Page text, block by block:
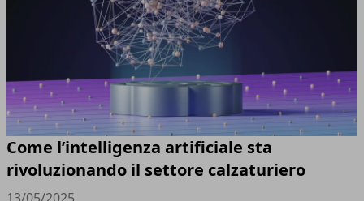
Come l’intelligenza artificiale sta
rivoluzionando il settore calzaturiero